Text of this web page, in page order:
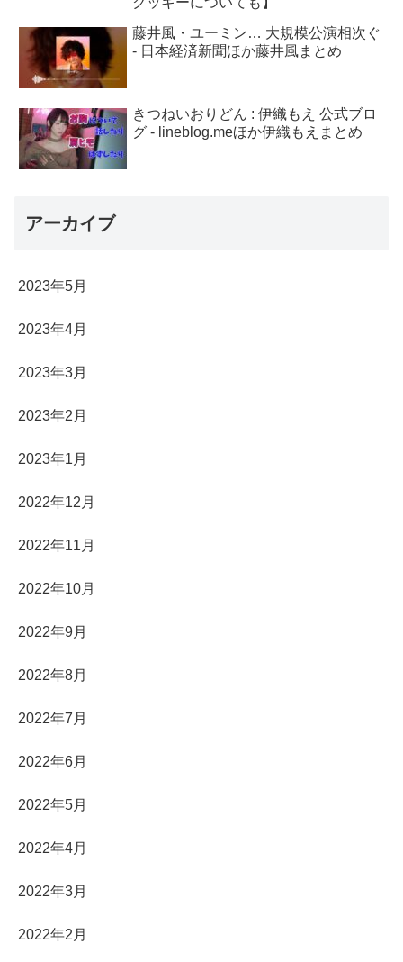
藤井風・ユーミン… 大規模公演相次ぐ
- 日本経済新聞ほか藤井風まとめ
きつねいおりどん : 伊織もえ 公式ブロ
グ - lineblog.meほか伊織もえまとめ
アーカイブ
2023年5月
2023年4月
2023年3月
2023年2月
2023年1月
2022年12月
2022年11月
2022年10月
2022年9月
2022年8月
2022年7月
2022年6月
2022年5月
2022年4月
2022年3月
2022年2月